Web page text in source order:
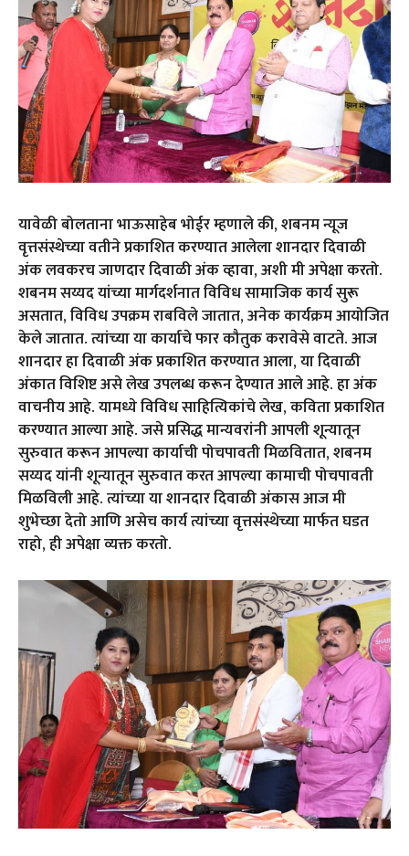
यावेळी बोलताना भाऊसाहेब भोईर म्हणाले की, शबनम न्यूज
वृत्तसंस्थेच्या वतीने प्रकाशित करण्यात आलेला शानदार दिवाळी
अंक लवकरच जाणदार दिवाळी अंक व्हावा, अशी मी अपेक्षा करतो.
शबनम सय्यद यांच्या मार्गदर्शनात विविध सामाजिक कार्य सुरू
असतात, विविध उपक्रम राबविले जातात, अनेक कार्यक्रम आयोजित
केले जातात. त्यांच्या या कार्याचे फार कौतुक करावेसे वाटते. आज
शानदार हा दिवाळी अंक प्रकाशित करण्यात आला, या दिवाळी
अंकात विशिष्ट असे लेख उपलब्ध करून देण्यात आले आहे. हा अंक
वाचनीय आहे. यामध्ये विविध साहित्यिकांचे लेख, कविता प्रकाशित
करण्यात आल्या आहे. जसे प्रसिद्ध मान्यवरांनी आपली शून्यातून
सुरुवात करून आपल्या कार्याची पोचपावती मिळवितात, शबनम
सय्यद यांनी शून्यातून सुरुवात करत आपल्या कामाची पोचपावती
मिळविली आहे. त्यांच्या या शानदार दिवाळी अंकास आज मी
शुभेच्छा देतो आणि असेच कार्य त्यांच्या वृत्तसंस्थेच्या मार्फत घडत
राहो, ही अपेक्षा व्यक्त करतो.